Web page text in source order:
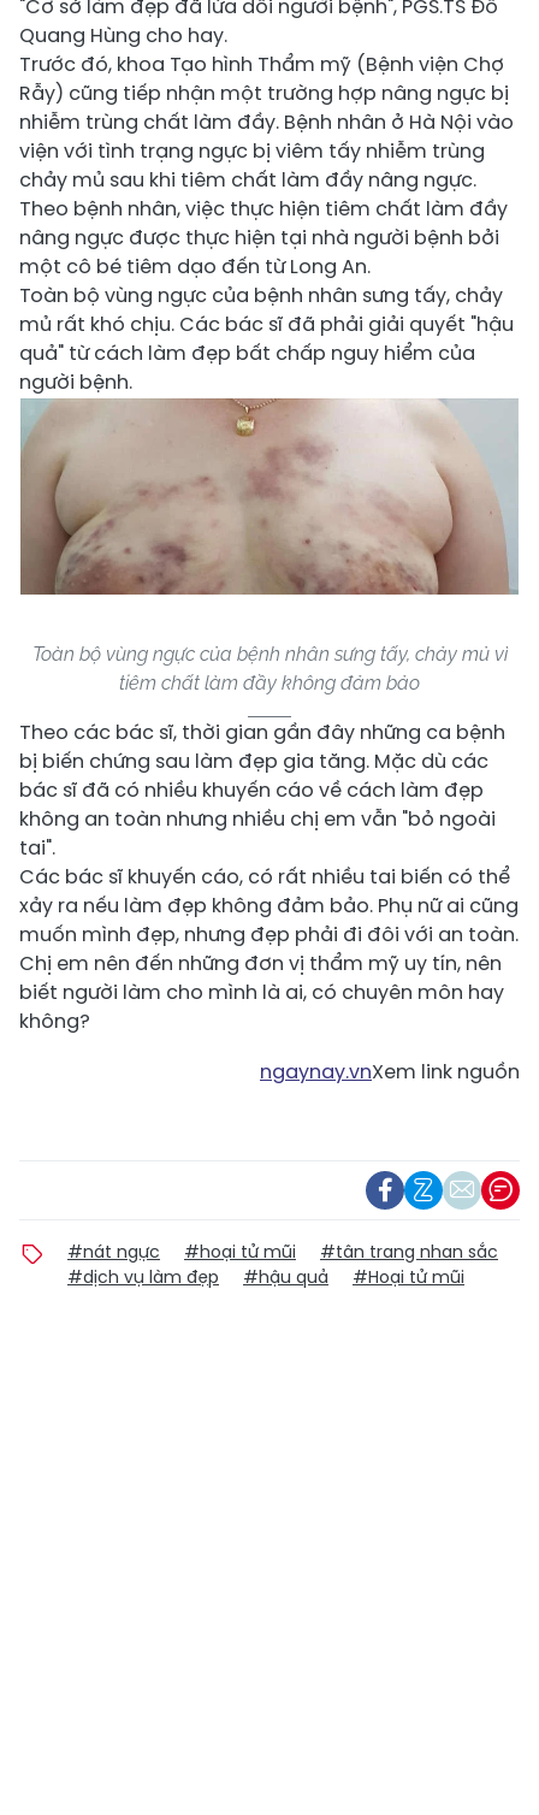
"Cơ sở làm đẹp đã lừa dối người bệnh", PGS.TS Đỗ
Quang Hùng cho hay.
Trước đó, khoa Tạo hình Thẩm mỹ (Bệnh viện Chợ
Rẫy) cũng tiếp nhận một trường hợp nâng ngực bị
nhiễm trùng chất làm đầy. Bệnh nhân ở Hà Nội vào
viện với tình trạng ngực bị viêm tấy nhiễm trùng
chảy mủ sau khi tiêm chất làm đầy nâng ngực.
Theo bệnh nhân, việc thực hiện tiêm chất làm đầy
nâng ngực được thực hiện tại nhà người bệnh bởi
một cô bé tiêm dạo đến từ Long An.
Toàn bộ vùng ngực của bệnh nhân sưng tấy, chảy
mủ rất khó chịu. Các bác sĩ đã phải giải quyết "hậu
quả" từ cách làm đẹp bất chấp nguy hiểm của
người bệnh.
Toàn bộ vùng ngực của bệnh nhân sưng tấy, chảy mủ vì
tiêm chất làm đầy không đảm bảo
Theo các bác sĩ, thời gian gần đây những ca bệnh
bị biến chứng sau làm đẹp gia tăng. Mặc dù các
bác sĩ đã có nhiều khuyến cáo về cách làm đẹp
không an toàn nhưng nhiều chị em vẫn "bỏ ngoài
tai".
Các bác sĩ khuyến cáo, có rất nhiều tai biến có thể
xảy ra nếu làm đẹp không đảm bảo. Phụ nữ ai cũng
muốn mình đẹp, nhưng đẹp phải đi đôi với an toàn.
Chị em nên đến những đơn vị thẩm mỹ uy tín, nên
biết người làm cho mình là ai, có chuyên môn hay
không?
ngaynay.vnXem link nguồn
#nát ngực #hoại tử mũi
#tân trang nhan sắc
#dịch vụ làm đẹp
#hậu quả #Hoại tử mũi